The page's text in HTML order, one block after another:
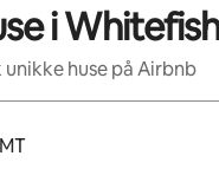
i Whitefish
huse på Airbnb
er tilgængelige, skal